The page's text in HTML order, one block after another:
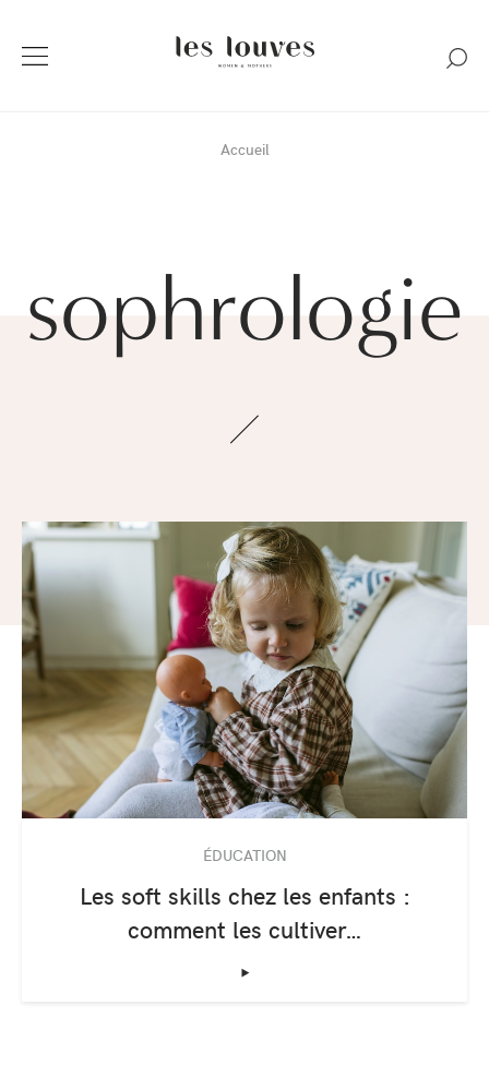
Accueil
sophrologie
ÉDUCATION
Les soft skills chez les enfants :
comment les cultiver…
‣